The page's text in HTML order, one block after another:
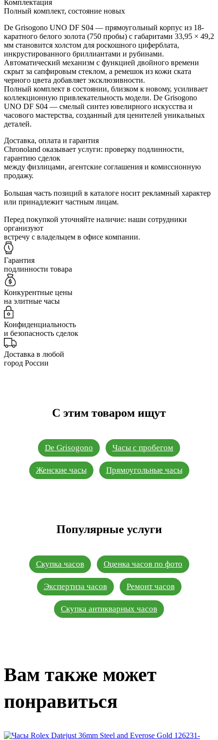
Комплектация
Полный комплект, состояние новых
De Grisogono UNO DF S04 — прямоугольный корпус из 18-
каратного белого золота (750 пробы) с габаритами 33,95 × 49,2
мм становится холстом для роскошного циферблата,
инкрустированного бриллиантами и рубинами.
Автоматический механизм с функцией двойного времени
скрыт за сапфировым стеклом, а ремешок из кожи ската
черного цвета добавляет эксклюзивности.
Полный комплект в состоянии, близком к новому, усиливает
коллекционную привлекательность модели. De Grisogono
UNO DF S04 — смелый синтез ювелирного искусства и
часового мастерства, созданный для ценителей уникальных
деталей.
Доставка, оплата и гарантия
Chronoland оказывает услуги: проверку подлинности,
гарантию сделок
между физлицами, агентские соглашения и комиссионную
продажу.
Большая часть позиций в каталоге носит рекламный характер
или принадлежит частным лицам.
Перед покупкой уточняйте наличие: наши сотрудники
организуют
встречу с владельцем в офисе компании.
Гарантия
подлинности товара
Конкурентные цены
на элитные часы
Конфиденциальность
и безопасность сделок
Доставка в любой
город России
С этим товаром ищут
De Grisogono Часы с пробегом
Женские часы Прямоугольные часы
Популярные услуги
Скупка часов Оценка часов по фото
Экспертиза часов Ремонт часов
Скупка антикварных часов
Вам также может
понравиться